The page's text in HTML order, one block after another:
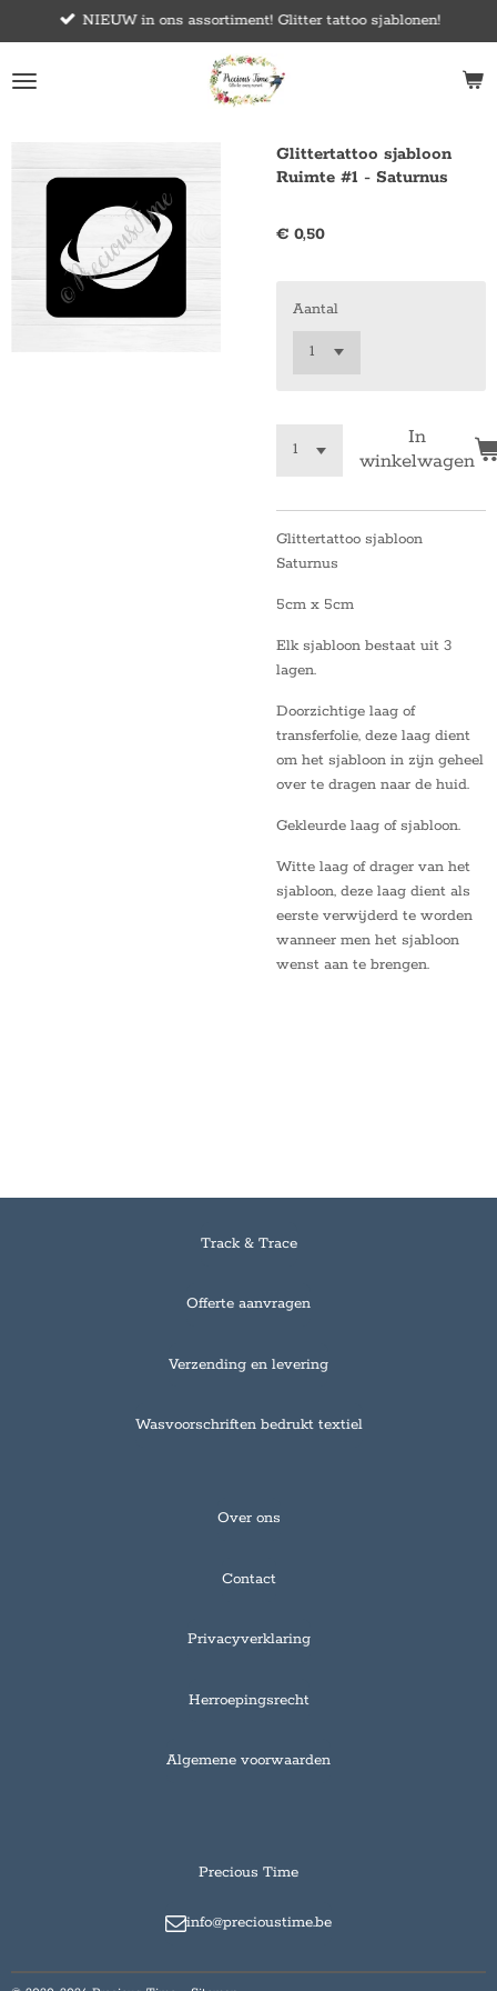
direct
naar
de
NIEUW in ons assortiment! Glitter tattoo sjablonen!
Glittertattoo sjabloon
Ruimte #1 - Saturnus
€ 0,50
Aantal
In
winkelwagen
Glittertattoo sjabloon
Saturnus
5cm x 5cm
Elk sjabloon bestaat uit 3
lagen.
Doorzichtige laag of
transferfolie, deze laag dient
om het sjabloon in zijn geheel
over te dragen naar de huid.
Gekleurde laag of sjabloon.
Witte laag of drager van het
sjabloon, deze laag dient als
eerste verwijderd te worden
wanneer men het sjabloon
wenst aan te brengen.
Track & Trace
Offerte aanvragen
Verzending en levering
Wasvoorschriften bedrukt textiel
Over ons
Contact
Privacyverklaring
Herroepingsrecht
Algemene voorwaarden
Precious Time
info@precioustime.be